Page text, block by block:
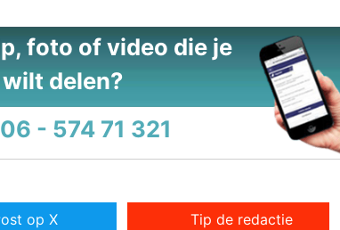
foto of video die je
delen?
06 - 574 71 321
op X Tip de redactie